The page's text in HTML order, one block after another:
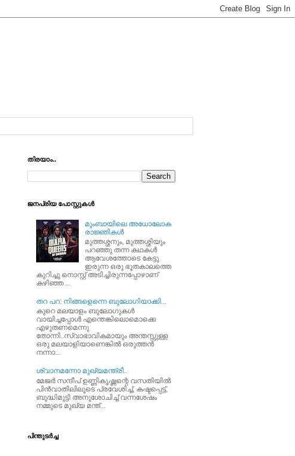
തിരയാം..
ജനപ്രിയ പോസ്റ്റുകള്‍
മുംബായിലെ അധോലോക
രാജ്ഞികള്‍
മുത്തശ്ശനും, മുത്തശ്ശിയും
പറഞ്ഞു തന്ന കഥകള്‍
ആവേശത്തോടെ കേട്ടു
ഇരുന്ന ഒരു ഭൂതകാലത്തെ
കുറിച്ചു നൊസ്റ്റ് അടിച്ചിരുന്നപ്പോഴാണ്
കഴിഞ്ഞ ...
തറ പറ: നിങ്ങളെന്നെ ബുലോഗിയാക്കി...
കുറെ മലയാളം ബുലോഗുകള്‍
വായിച്ചപ്പോള്‍ എന്തെങ്കിലൊമൊക്കെ
എഴുതണമെന്നു
തോന്നി..സ്വാഭാവികമായും അന്തസ്സുള്ള
ഒരു മലയാളിയാണെങ്കില്‍ ഒരുത്തന്‍
നന്നാ...
ശ്വാനമന്നോ മുഖ്യമന്ത്രീ..
മേജര്‍ സന്ദീപ്‌ ഉണ്ണികൃഷ്ണന്റെ വസതിയില്‍
പിന്‍വാതിലിലൂടെ പ്രവേശിച്ച്‌, കഷ്ടപ്പെട്ട്‌,
ബുദ്ധിമുട്ടി അനുശോചിച്ച്‌ വന്നശേഷം
നമ്മുടെ മുഖ്യ മന്ത്...
പിന്തുടര്‍ച്ച